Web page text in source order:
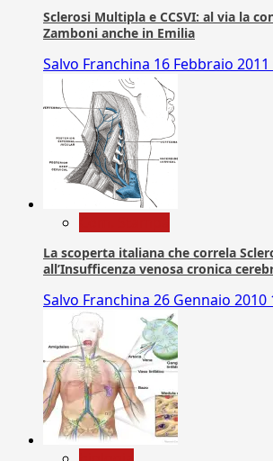
Sclerosi Multipla e CCSVI: al via la
Zamboni anche in Emilia
Salvo Franchina 16 Febbraio 2011
La scoperta italiana che correla
all’Insufficenza venosa cronica
Salvo Franchina 26 Gennaio 2010